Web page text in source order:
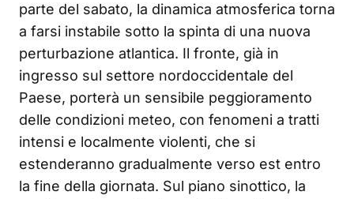
parte del sabato, la dinamica atmosferica torna
a farsi instabile sotto la spinta di una nuova
perturbazione atlantica. Il fronte, già in
ingresso sul settore nordoccidentale del
Paese, porterà un sensibile peggioramento
delle condizioni meteo, con fenomeni a tratti
intensi e localmente violenti, che si
estenderanno gradualmente verso est entro
la fine della giornata. Sul piano sinottico, la